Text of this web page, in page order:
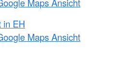
in EH
Maps Ansicht